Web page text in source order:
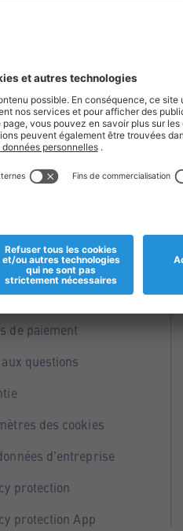
offres.
de paiement
questions
des cookies
d'entreprise
protection
protection App